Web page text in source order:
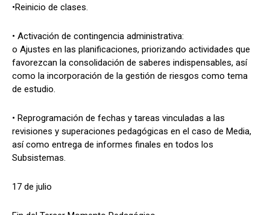
•Reinicio de clases.
• Activación de contingencia administrativa:
o Ajustes en las planificaciones, priorizando actividades que
favorezcan la consolidación de saberes indispensables, así
como la incorporación de la gestión de riesgos como tema
de estudio.
• Reprogramación de fechas y tareas vinculadas a las
revisiones y superaciones pedagógicas en el caso de Media,
así como entrega de informes finales en todos los
Subsistemas.
17 de julio